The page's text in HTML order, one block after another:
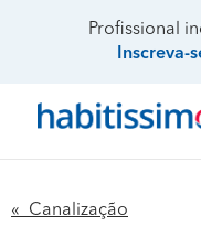
Profissional
Inscreva-
« Canalização